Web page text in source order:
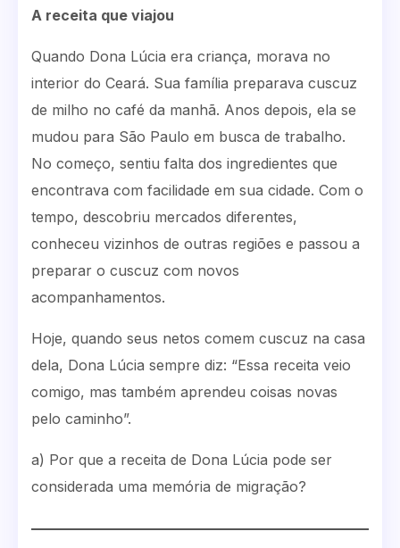
A receita que viajou
Quando Dona Lúcia era criança, morava no
interior do Ceará. Sua família preparava cuscuz
de milho no café da manhã. Anos depois, ela se
mudou para São Paulo em busca de trabalho.
No começo, sentiu falta dos ingredientes que
encontrava com facilidade em sua cidade. Com o
tempo, descobriu mercados diferentes,
conheceu vizinhos de outras regiões e passou a
preparar o cuscuz com novos
acompanhamentos.
Hoje, quando seus netos comem cuscuz na casa
dela, Dona Lúcia sempre diz: “Essa receita veio
comigo, mas também aprendeu coisas novas
pelo caminho”.
a) Por que a receita de Dona Lúcia pode ser
considerada uma memória de migração?